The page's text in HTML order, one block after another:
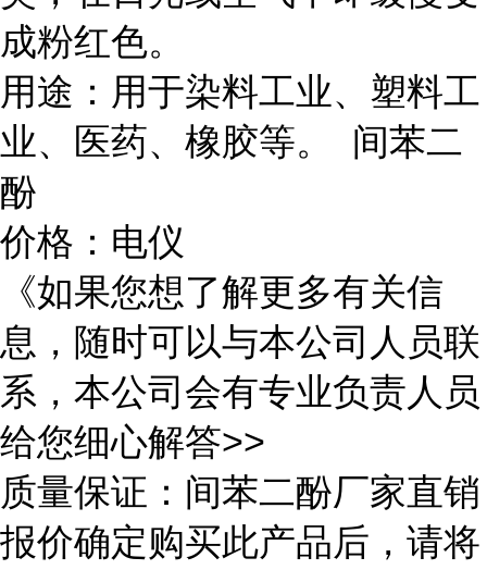
成粉红色。
用途：用于染料工业、塑料工
业、医药、橡胶等。 间苯二
酚
价格：电仪
《如果您想了解更多有关信
息，随时可以与本公司人员联
系，本公司会有专业负责人员
给您细心解答>>
质量保证：间苯二酚厂家直销
报价确定购买此产品后，请将